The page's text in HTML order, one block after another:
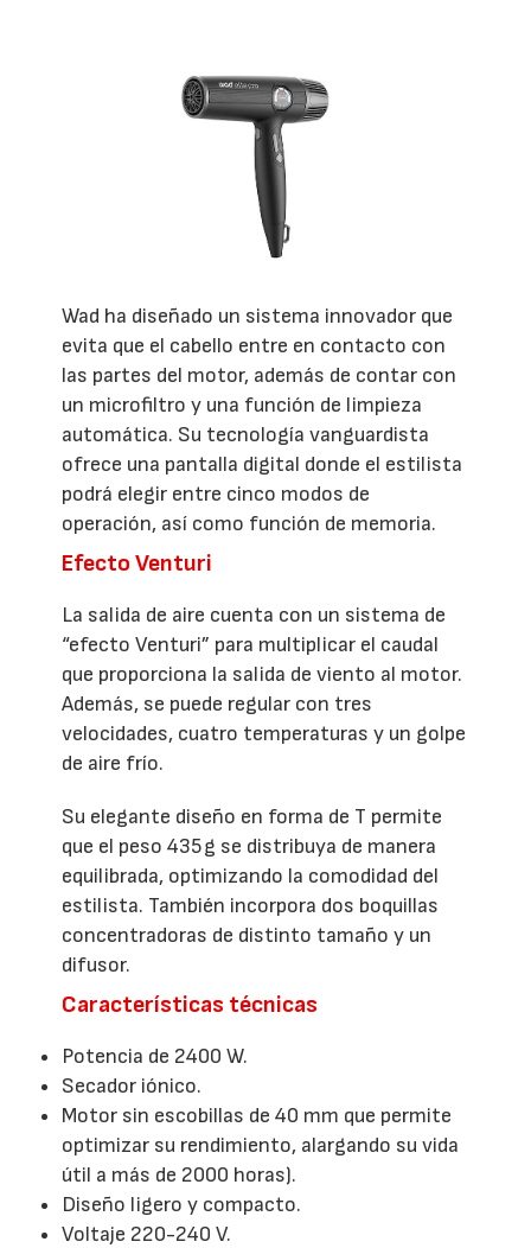
Wad ha diseñado un sistema innovador que
evita que el cabello entre en contacto con
las partes del motor, además de contar con
un microfiltro y una función de limpieza
automática. Su tecnología vanguardista
ofrece una pantalla digital donde el estilista
podrá elegir entre cinco modos de
operación, así como función de memoria.
Efecto Venturi
La salida de aire cuenta con un sistema de
“efecto Venturi” para multiplicar el caudal
que proporciona la salida de viento al motor.
Además, se puede regular con tres
velocidades, cuatro temperaturas y un golpe
de aire frío.
Su elegante diseño en forma de T permite
que el peso 435 g se distribuya de manera
equilibrada, optimizando la comodidad del
estilista. También incorpora dos boquillas
concentradoras de distinto tamaño y un
difusor.
Características técnicas
Potencia de 2400 W.
Secador iónico.
Motor sin escobillas de 40 mm que permite
optimizar su rendimiento, alargando su vida
útil a más de 2000 horas).
Diseño ligero y compacto.
Voltaje 220-240 V.